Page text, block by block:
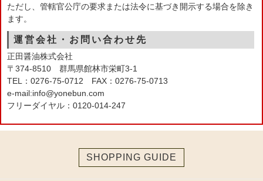
ただし、管轄官公庁の要求または法令に基づき開示する場合を除き
ます。
運営会社・お問い合わせ先
正田醤油株式会社
〒374-8510 群馬県館林市栄町3-1
TEL：0276-75-0712 FAX：0276-75-0713
e-mail:info@yonebun.com
フリーダイヤル：0120-014-247
SHOPPING GUIDE